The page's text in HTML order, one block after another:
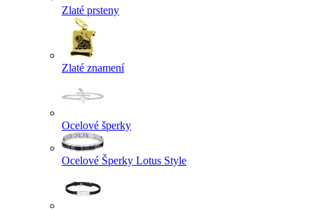
Zlaté prsteny
Zlaté znamení
Ocelové šperky
Ocelové Šperky Lotus Style